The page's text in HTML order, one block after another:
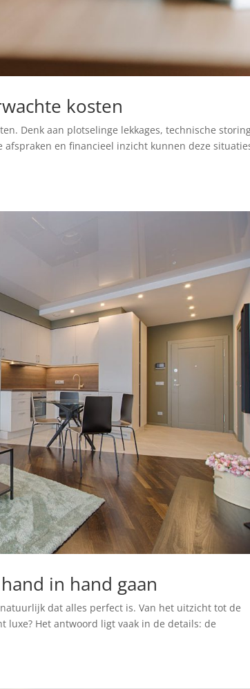
kosten
Denk aan plotselinge lekkages, technische
en financieel inzicht kunnen deze
in hand gaan
dat alles perfect is. Van het uitzicht tot de
luxe? Het antwoord ligt vaak in de details: de